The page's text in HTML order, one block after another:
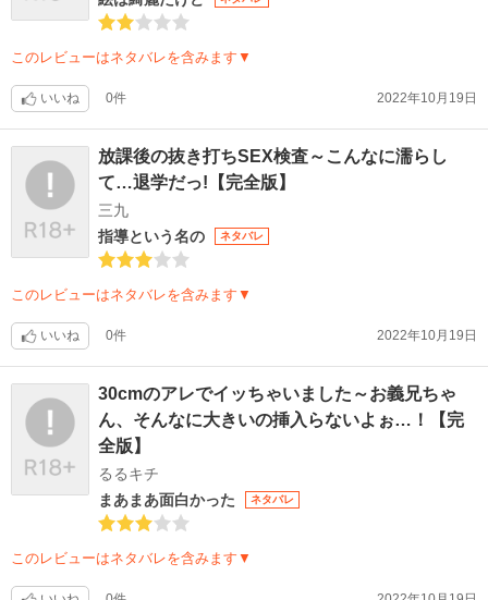
このレビューはネタバレを含みます▼
いいね 0件 2022年10月19日
放課後の抜き打ちSEX検査～こんなに濡らし
て…退学だっ!【完全版】
三九
指導という名の
ネタバレ
このレビューはネタバレを含みます▼
いいね 0件 2022年10月19日
30cmのアレでイッちゃいました～お義兄ちゃ
ん、そんなに大きいの挿入らないよぉ…！【完
全版】
るるキチ
まあまあ面白かった
ネタバレ
このレビューはネタバレを含みます▼